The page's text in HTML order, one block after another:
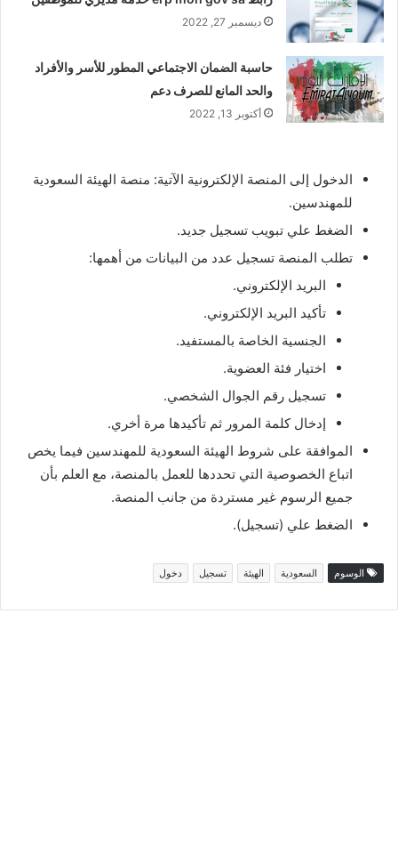
ديسمبر 27, 2022
حاسبة الضمان الاجتماعي المطور للأسر والأفراد
والحد المانع للصرف دعم
أكتوبر 13, 2022
الدخول إلى المنصة الإلكترونية الآتية: منصة الهيئة السعودية
للمهندسين.
الضغط علي تبويب تسجيل جديد.
تطلب المنصة تسجيل عدد من البيانات من أهمها:
البريد الإلكتروني.
تأكيد البريد الإلكتروني.
الجنسية الخاصة بالمستفيد.
اختيار فئة العضوية.
تسجيل رقم الجوال الشخصي.
إدخال كلمة المرور ثم تأكيدها مرة أخري.
الموافقة على شروط الهيئة السعودية للمهندسين فيما يخص
اتباع الخصوصية التي تحددها للعمل بالمنصة، مع العلم بأن
جميع الرسوم غير مستردة من جانب المنصة.
الضغط علي (تسجيل).
الوسوم السعودية الهيئة تسجيل دخول